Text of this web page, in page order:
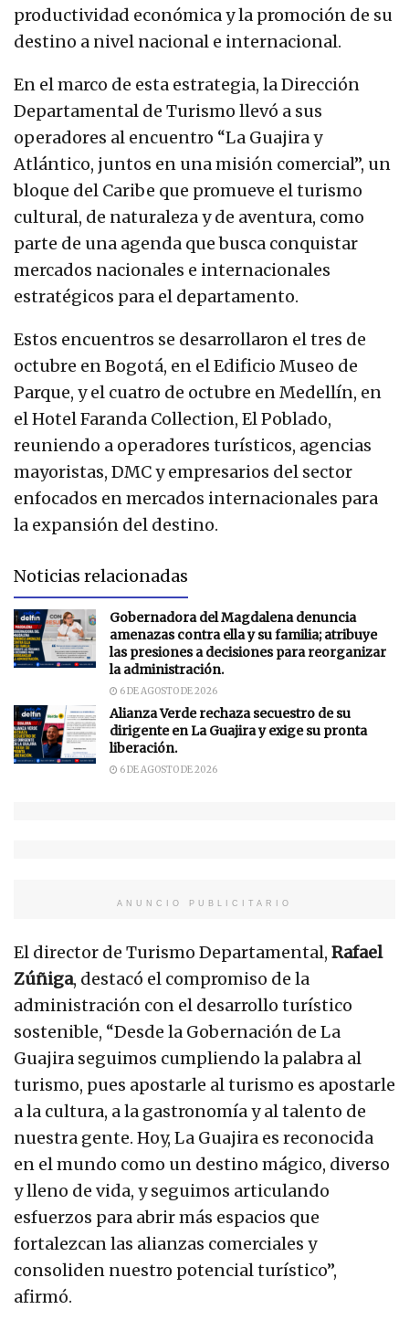
productividad económica y la promoción de su
destino a nivel nacional e internacional.
En el marco de esta estrategia, la Dirección
Departamental de Turismo llevó a sus
operadores al encuentro “La Guajira y
Atlántico, juntos en una misión comercial”, un
bloque del Caribe que promueve el turismo
cultural, de naturaleza y de aventura, como
parte de una agenda que busca conquistar
mercados nacionales e internacionales
estratégicos para el departamento.
Estos encuentros se desarrollaron el tres de
octubre en Bogotá, en el Edificio Museo de
Parque, y el cuatro de octubre en Medellín, en
el Hotel Faranda Collection, El Poblado,
reuniendo a operadores turísticos, agencias
mayoristas, DMC y empresarios del sector
enfocados en mercados internacionales para
la expansión del destino.
Noticias relacionadas
Gobernadora del Magdalena denuncia
amenazas contra ella y su familia; atribuye
las presiones a decisiones para reorganizar
la administración.
6 DE AGOSTO DE 2026
Alianza Verde rechaza secuestro de su
dirigente en La Guajira y exige su pronta
liberación.
6 DE AGOSTO DE 2026
ANUNCIO PUBLICITARIO
El director de Turismo Departamental, Rafael
Zúñiga, destacó el compromiso de la
administración con el desarrollo turístico
sostenible, “Desde la Gobernación de La
Guajira seguimos cumpliendo la palabra al
turismo, pues apostarle al turismo es apostarle
a la cultura, a la gastronomía y al talento de
nuestra gente. Hoy, La Guajira es reconocida
en el mundo como un destino mágico, diverso
y lleno de vida, y seguimos articulando
esfuerzos para abrir más espacios que
fortalezcan las alianzas comerciales y
consoliden nuestro potencial turístico”,
afirmó.